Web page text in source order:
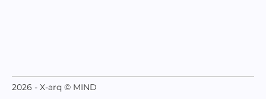
2026 - X-arq © MIND